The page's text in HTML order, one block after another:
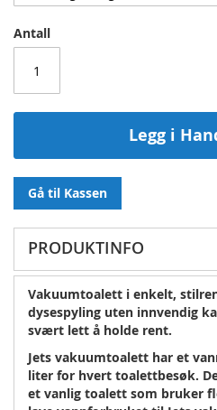
Antall
Legg i
Gå til Kassen
PRODUKTINFO
Vakuumtoalett i enkelt,
dysespyling uten innvendig
svært lett å holde rent.
Jets vakuumtoalett har et
liter for hvert toalettbesøk.
et vanlig toalett som bruker